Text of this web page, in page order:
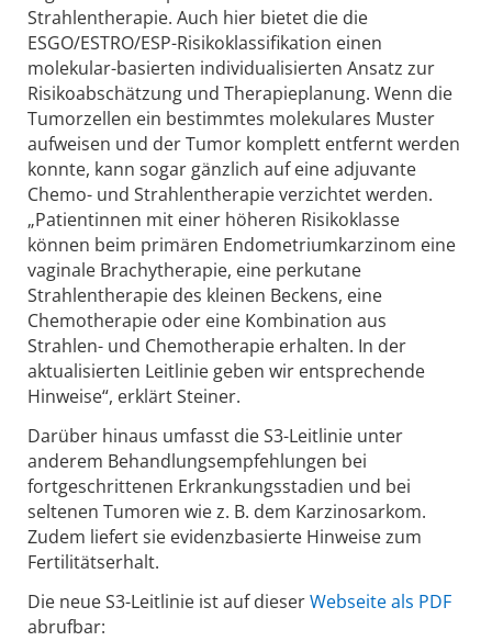
Strahlentherapie. Auch hier bietet die die
ESGO/ESTRO/ESP-Risikoklassifikation einen
molekular-basierten individualisierten Ansatz zur
Risikoabschätzung und Therapieplanung. Wenn die
Tumorzellen ein bestimmtes molekulares Muster
aufweisen und der Tumor komplett entfernt werden
konnte, kann sogar gänzlich auf eine adjuvante
Chemo- und Strahlentherapie verzichtet werden.
„Patientinnen mit einer höheren Risikoklasse
können beim primären Endometriumkarzinom eine
vaginale Brachytherapie, eine perkutane
Strahlentherapie des kleinen Beckens, eine
Chemotherapie oder eine Kombination aus
Strahlen- und Chemotherapie erhalten. In der
aktualisierten Leitlinie geben wir entsprechende
Hinweise“, erklärt Steiner.
Darüber hinaus umfasst die S3-Leitlinie unter
anderem Behandlungsempfehlungen bei
fortgeschrittenen Erkrankungsstadien und bei
seltenen Tumoren wie z. B. dem Karzinosarkom.
Zudem liefert sie evidenzbasierte Hinweise zum
Fertilitätserhalt.
Die neue S3-Leitlinie ist auf dieserWebseite als PDF
abrufbar: